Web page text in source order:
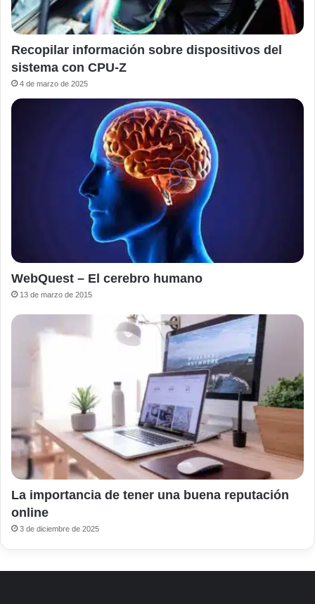
Recopilar información sobre dispositivos del
sistema con CPU-Z
4 de marzo de 2025
WebQuest – El cerebro humano
13 de marzo de 2015
La importancia de tener una buena reputación
online
3 de diciembre de 2025